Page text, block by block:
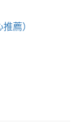
薦）